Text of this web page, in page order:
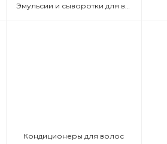
Эмульсии и сыворотки для волос
Кондиционеры для волос